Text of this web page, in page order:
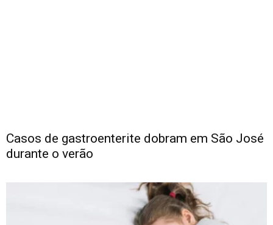
Casos de gastroenterite dobram em São José
durante o verão